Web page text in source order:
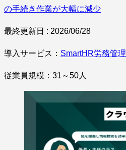
の手続き作業が大幅に減少
最終更新日 : 2026/06/28
導入サービス： SmartHR労務管理
従業員規模：31～50人